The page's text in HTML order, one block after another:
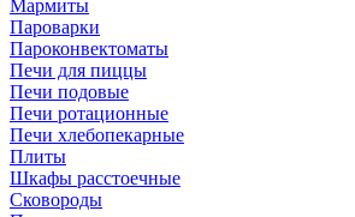
Мармиты
Пароварки
Пароконвектоматы
Печи для пиццы
Печи подовые
Печи ротационные
Печи хлебопекарные
Плиты
Шкафы расстоечные
Сковороды